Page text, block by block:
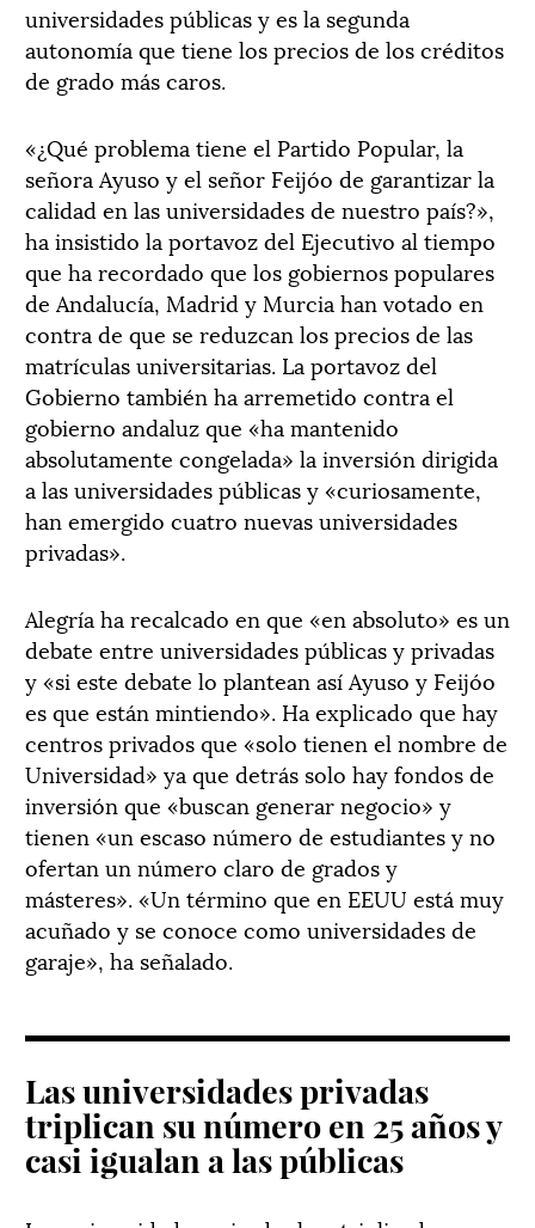
universidades públicas y es la segunda
autonomía que tiene los precios de los créditos
de grado más caros.
«¿Qué problema tiene el Partido Popular, la
señora Ayuso y el señor Feijóo de garantizar la
calidad en las universidades de nuestro país?»,
ha insistido la portavoz del Ejecutivo al tiempo
que ha recordado que los gobiernos populares
de Andalucía, Madrid y Murcia han votado en
contra de que se reduzcan los precios de las
matrículas universitarias. La portavoz del
Gobierno también ha arremetido contra el
gobierno andaluz que «ha mantenido
absolutamente congelada» la inversión dirigida
a las universidades públicas y «curiosamente,
han emergido cuatro nuevas universidades
privadas».
Alegría ha recalcado en que «en absoluto» es un
debate entre universidades públicas y privadas
y «si este debate lo plantean así Ayuso y Feijóo
es que están mintiendo». Ha explicado que hay
centros privados que «solo tienen el nombre de
Universidad» ya que detrás solo hay fondos de
inversión que «buscan generar negocio» y
tienen «un escaso número de estudiantes y no
ofertan un número claro de grados y
másteres». «Un término que en EEUU está muy
acuñado y se conoce como universidades de
garaje», ha señalado.
Las universidades privadas
triplican su número en 25 años y
casi igualan a las públicas